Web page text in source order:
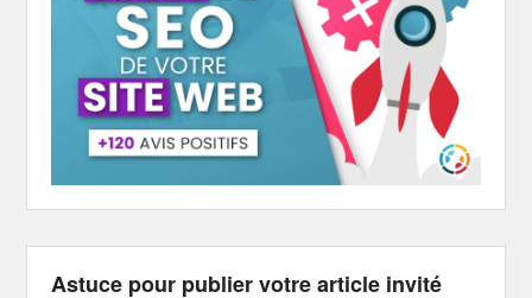
Astuce pour publier votre article invité